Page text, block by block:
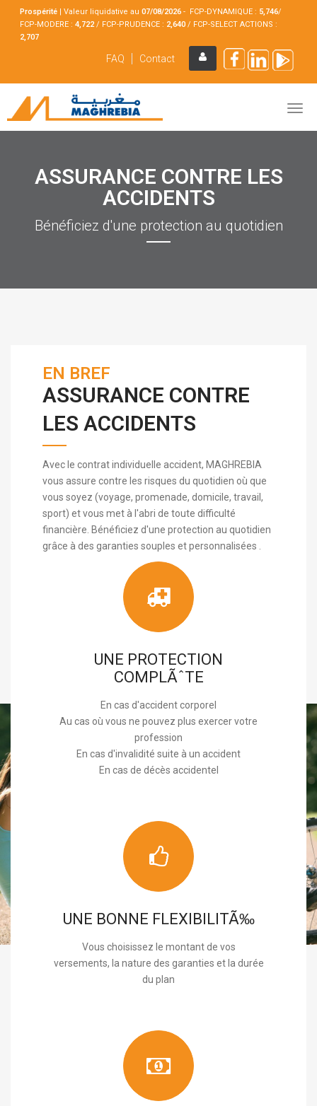
Prospérité | Valeur liquidative au07/08/2026 - FCP-DYNAMIQUE : 5,746/
FCP-MODERE :4,722/ FCP-PRUDENCE : 2,640 / FCP-SELECT ACTIONS :
2,707
FAQ Contact
ASSURANCE CONTRE LES
ACCIDENTS
Bénéficiez d'une protection au quotidien
EN BREF
ASSURANCE CONTRE
LES ACCIDENTS
Avec le contrat individuelle accident, MAGHREBIA
vous assure contre les risques du quotidien où que
vous soyez (voyage, promenade, domicile, travail,
sport) et vous met à l'abri de toute difficulté
financière. Bénéficiez d'une protection au quotidien
grâce à des garanties souples et personnalisées .
UNE PROTECTION
COMPLÃˆTE
En cas d'accident corporel
Au cas où vous ne pouvez plus exercer votre
profession
En cas d'invalidité suite à un accident
En cas de décès accidentel
UNE BONNE FLEXIBILITÃ‰
Vous choisissez le montant de vos
versements, la nature des garanties et la durée
du plan